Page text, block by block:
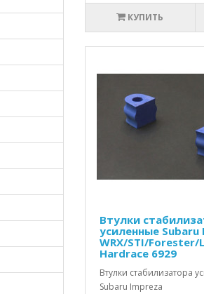
КУПИТЬ
Втулки
усиленные Subaru
WRX/STI/Forester/
Hardrace 6929
Втулки стабилизатора
Subaru Impreza